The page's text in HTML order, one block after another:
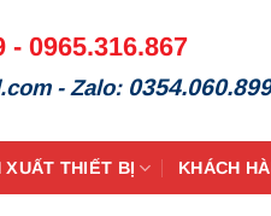
- 0965.316.867
- Zalo: 0354.060.899
XUẤT THIẾT BỊ KHÁCH